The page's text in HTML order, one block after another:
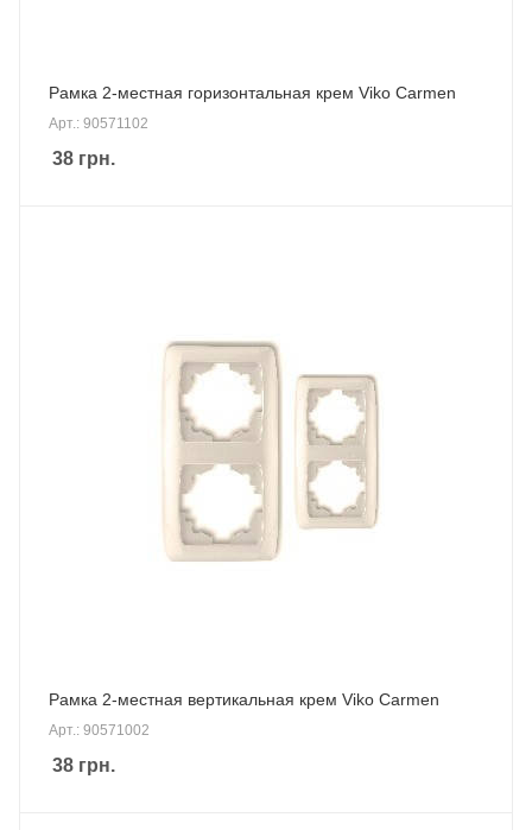
Рамка 2-местная горизонтальная крем Viko Carmen
Арт.: 90571102
38 грн.
Рамка 2-местная вертикальная крем Viko Carmen
Арт.: 90571002
38 грн.